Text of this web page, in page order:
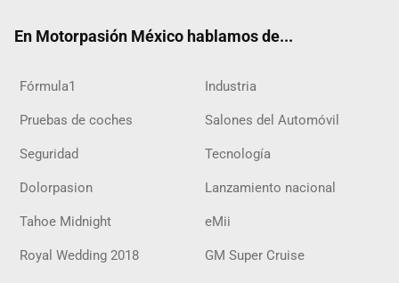
En Motorpasión México hablamos de...
Fórmula1 Industria
Pruebas de coches Salones del Automóvil
Seguridad Tecnología
Dolorpasion Lanzamiento nacional
Tahoe Midnight eMii
Royal Wedding 2018 GM Super Cruise